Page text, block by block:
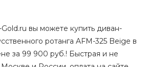
вы можете купить диван-
ротанга AFM-325 Beige в
за 99 900 руб.! Быстрая и не